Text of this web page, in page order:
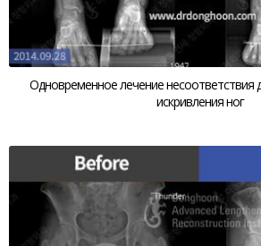
Одновременное лечение несоответствия
искривления ног